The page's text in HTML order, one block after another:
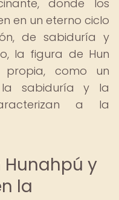
donde los
en un eterno ciclo
de sabiduría y
la figura de Hun
propia, como un
sabiduría y la
a la
Hunahpú y
la